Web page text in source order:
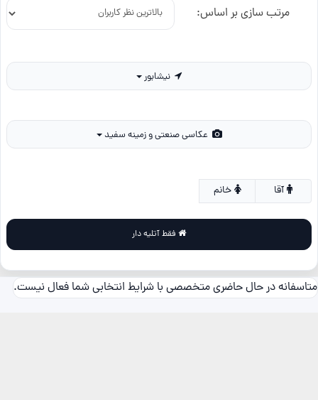
مرتب سازی بر اساس:
خانم
متاسفانه در حال حاضری متخصصی با شرایط انتخابی شما فعال نیست.